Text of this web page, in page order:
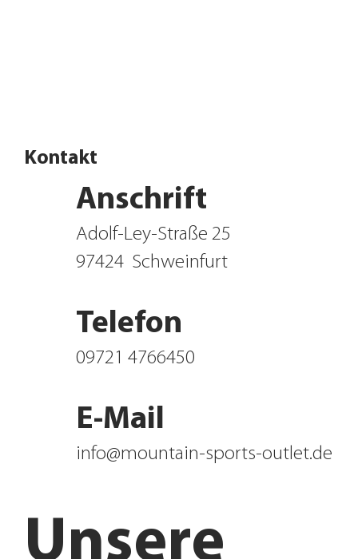
Unsere
Kontakt
09721 4766450
Telefon
info@mountain-sports-outlet.de
E-Mail
Schweinfurt
97424
Adolf-Ley-Straße 25
Anschrift